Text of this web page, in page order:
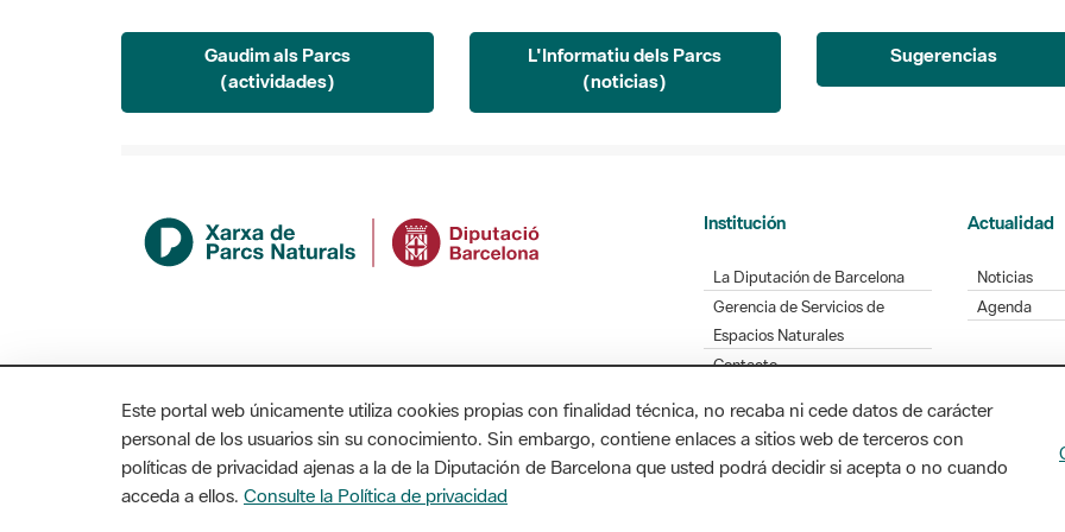
Gaudim als Parcs
(actividades)
L'Informatiu dels Parcs
(noticias)
Sugerencias
Institución
La Diputación de Barcelona
Gerencia de Servicios de
Espacios Naturales
Contacto
Actualidad
Noticias
Agenda
Diputación de Barcelona. Edifici Llacuna, 1a
Este portal web únicamente utiliza cookies propias con finalidad técnica, no recaba ni cede datos de carácter
personal de los usuarios sin su conocimiento. Sin embargo, contiene enlaces a sitios web de terceros con
políticas de privacidad ajenas a la de la Diputación de Barcelona que usted podrá decidir si acepta o no cuando
acceda a ellos. Consulte la Política de privacidad